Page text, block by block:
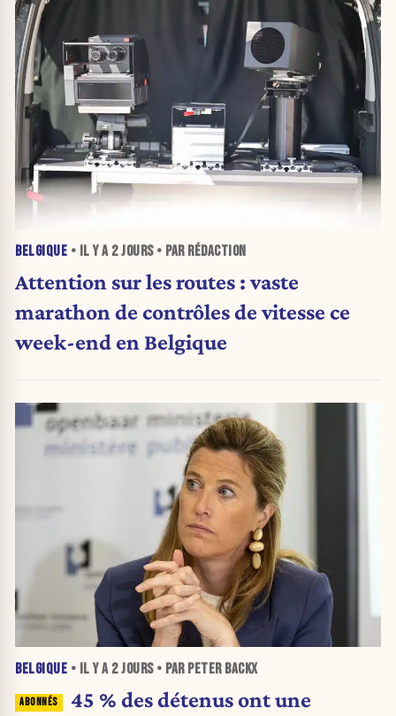
BELGIQUE • IL Y A 2 JOURS• PAR RÉDACTION
Attention sur les routes : vaste
marathon de contrôles de vitesse ce
week-end en Belgique
BELGIQUE • IL Y A 2 JOURS• PAR PETER BACKX
45 % des détenus ont une